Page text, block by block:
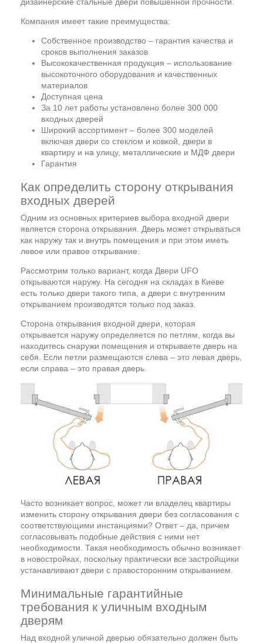
Компания имеет такие преимущества:
Собственное производство – гарантия качества и
сроков выполнения заказов
Высококачественная продукция – использование
высокоточного оборудования и качественных
материалов
Доступная цена
За 10 лет работы установлено более 300 000
входных дверей
Широкий ассортимент – более 300 моделей
включая двери со стеклом и ковкой, двери в
квартиру и на улицу, металлические и МДФ двери
Гарантия
Как определить сторону открывания
входных дверей
Одним из основных критериев выбора входной двери
является сторона открывания. Дверь может открываться
как наружу так и внутрь помещения и при этом иметь
левое или правое открывание.
Рассмотрим только вариант, когда Двери UFO
открываются наружу. На сегодня на складах в Киеве
есть только двери такого типа, а двери с внутренним
открыванием производятся только под заказ.
Сторона открывания входной двери, которая
открывается наружу определяется по петлям, когда вы
находитесь снаружи помещения и открываете дверь на
себя. Если петли размещаются слева – это левая дверь,
если справа – это правая дверь.
Часто возникает вопрос, может ли владелец квартиры
изменить сторону открывания двери без согласования с
соответствующими инстанциями? Ответ – да, причем
согласовывать подобные действия с ними нет
необходимости. Такая необходимость обычно возникает
в новостройках, поскольку практически все застройщики
устанавливают двери с правосторонним открыванием.
Минимальные гарантийные
требования к уличным входным
дверям
Над входной уличной дверью обязательно должен быть